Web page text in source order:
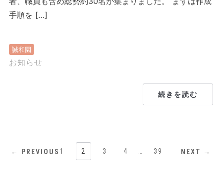
手順を […]
誠和園
お知らせ
続きを読む
← PREVIOUS 1 2 3 4 39 NEXT →